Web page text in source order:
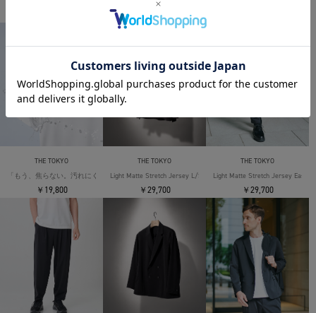
THE TOKYO ORIGINAL ITEMS
THE TOKYO
「もう、焦らない。汚れにくい」SOLOTEX Jersey S/S T-Shirts
￥19,800
THE TOKYO
Light Matte Stretch Jersey L/S Shirt
￥29,700
THE TOKYO
Light Matte Stretch Jersey Easy
￥29,700